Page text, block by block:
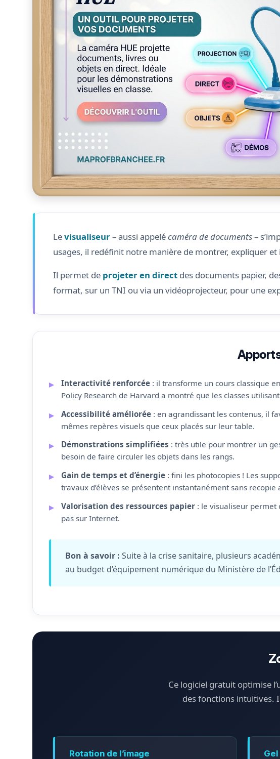
Levisualiseur– aussi appelécaméra de documents–
usages, il redéfinit notre manière de montrer, expliquer et
Il permet de projeter en direct des documents papier,
format, sur un TNI ou via un vidéoprojecteur, pour une
Interactivité renforcée : il transforme un cours classique
Policy Research de Harvard a montré que les classes
Accessibilité améliorée : en agrandissant les contenus, il
mêmes repères visuels que ceux placés sur leur table.
Démonstrations simplifiées : très utile pour montrer un
besoin de faire circuler les objets dans les rangs.
Gain de temps et d’énergie : fini les photocopies ! Les
travaux d’élèves se présentent instantanément sans recopie
Valorisation des ressources papier : le visualiseur
pas sur Internet.
Bon à savoir : Suite à la crise sanitaire, plusieurs
au budget d’équipement numérique du Ministère de
Ce logiciel gratuit optimise
des fonctions intuitives.
Rotation de l’image Gel